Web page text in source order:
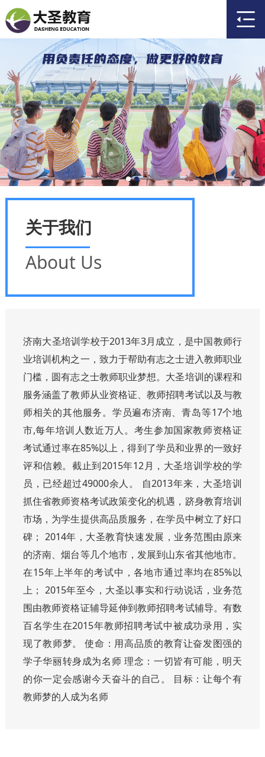
关于我们
About Us
济南大圣培训学校于2013年3月成立，是中国教师行
业培训机构之一，致力于帮助有志之士进入教师职业
门槛，圆有志之士教师职业梦想。大圣培训的课程和
服务涵盖了教师从业资格证、教师招聘考试以及与教
师相关的其他服务。学员遍布济南、青岛等17个地
市,每年培训人数近万人。考生参加国家教师资格证
考试通过率在85%以上，得到了学员和业界的一致好
评和信赖。截止到2015年12月，大圣培训学校的学
员，已经超过49000余人。 自2013年来，大圣培训
抓住省教师资格考试政策变化的机遇，跻身教育培训
市场，为学生提供高品质服务，在学员中树立了好口
碑； 2014年，大圣教育快速发展，业务范围由原来
的济南、烟台等几个地市，发展到山东省其他地市。
在15年上半年的考试中，各地市通过率均在85%以
上； 2015年至今，大圣以事实和行动说话，业务范
围由教师资格证辅导延伸到教师招聘考试辅导。有数
百名学生在2015年教师招聘考试中被成功录用，实
现了教师梦。 使命：用高品质的教育让奋发图强的
学子华丽转身成为名师 理念：一切皆有可能，明天
的你一定会感谢今天奋斗的自己。 目标：让每个有
教师梦的人成为名师